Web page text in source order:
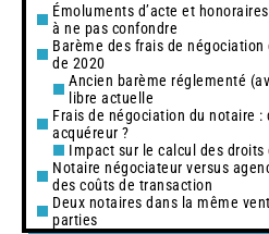
Émoluments d’acte et
à ne pas confondre
Barème des frais de
de 2020
Ancien barème réglementé
libre actuelle
Frais de négociation du notaire :
acquéreur ?
Impact sur le calcul des droits
Notaire négociateur versus
des coûts de transaction
Deux notaires dans la même
parties